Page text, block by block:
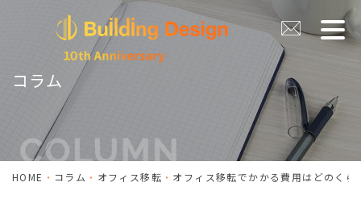
コラム
HOME コラム オフィス移転 オフィス移転でかかる費用はどのく